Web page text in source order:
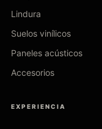
Lindura
Suelos vinílicos
Paneles acústicos
Accesorios
EXPERIENCIA